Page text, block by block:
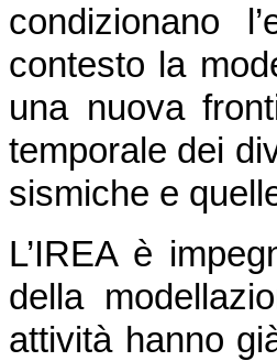
condizionano
contesto la
una nuova
temporale dei
sismiche e
L’IREA è
della
attività hanno